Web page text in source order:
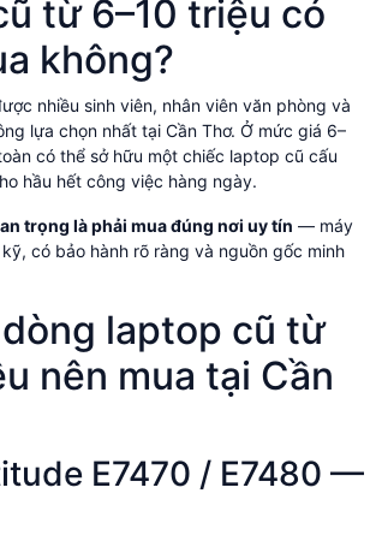
từ 6–10 triệu có
không?
nhiều sinh viên, nhân viên văn phòng và
lựa chọn nhất tại Cần Thơ. Ở mức giá 6–
có thể sở hữu một chiếc laptop cũ cấu
hầu hết công việc hàng ngày.
trọng là phải mua đúng nơi uy tín — máy
có bảo hành rõ ràng và nguồn gốc minh
laptop cũ từ
nên mua tại Cần
E7470 / E7480 —